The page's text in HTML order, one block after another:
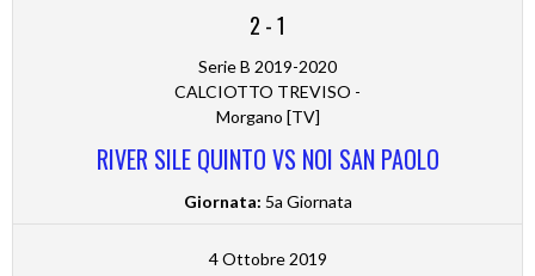
2 -1
Serie B 2019-2020
CALCIOTTO TREVISO -
Morgano [TV]
RIVER SILE QUINTO VS NOI SAN PAOLO
Giornata: 5a Giornata
4 Ottobre 2019